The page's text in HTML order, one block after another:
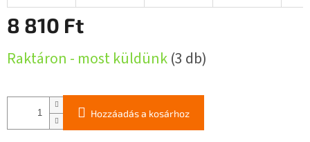
8 810 Ft
Raktáron - most küldünk(3 db)
Hozzáadás a kosárhoz